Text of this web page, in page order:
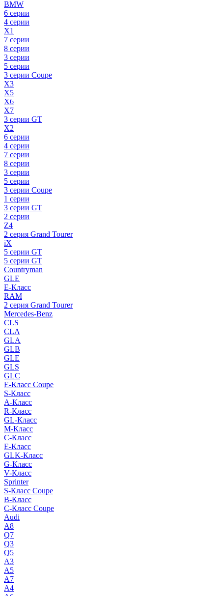
BMW
6 серии
4 серии
X1
7 серии
8 серии
3 серии
5 серии
3 серии Coupe
X3
X5
X6
X7
3 серии GT
X2
6 серии
4 серии
7 серии
8 серии
3 серии
5 серии
3 серии Coupe
1 серии
3 серии GT
2 серии
Z4
2 серия Grand Tourer
iX
5 серии GT
5 серии GT
Countryman
GLE
E-Класс
RAM
2 серия Grand Tourer
Mercedes-Benz
CLS
CLA
GLA
GLB
GLE
GLS
GLC
E-Класс Coupe
S-Класс
A-Класс
R-Класс
GL-Класс
M-Класс
C-Класс
E-Класс
GLK-Класс
G-Класс
V-Класс
Sprinter
S-Класс Сoupe
B-Класс
C-Класс Coupe
Audi
A8
Q7
Q3
Q5
A3
A5
A7
A4